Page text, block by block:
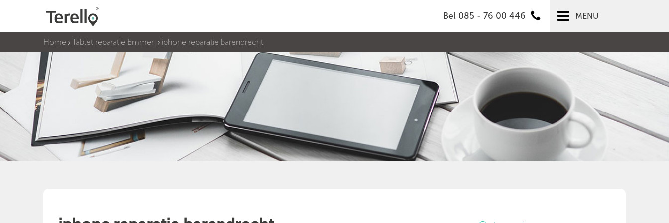
Bel 085 - 76 00 446 MENU
Home Tablet reparatie Emmen iphone reparatie barendrecht